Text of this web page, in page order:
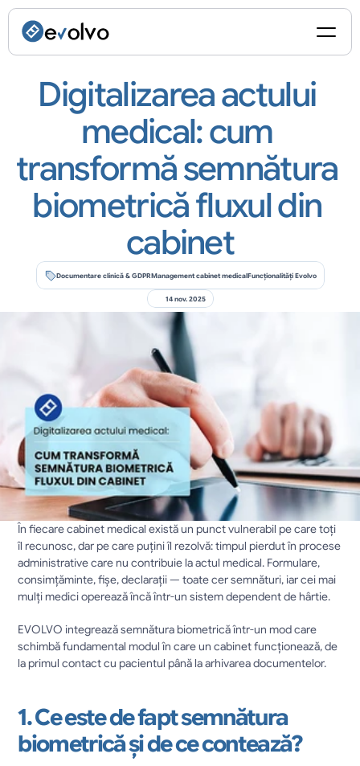
Digitalizarea actului
medical: cum
transformă semnătura
biometrică fluxul din
cabinet
Documentare clinică & GDPRManagement cabinet medicalFuncționalități Evolvo
14 nov. 2025
În fiecare cabinet medical există un punct vulnerabil pe care toți
îl recunosc, dar pe care puțini îl rezolvă: timpul pierdut în procese
administrative care nu contribuie la actul medical. Formulare,
consimțăminte, fișe, declarații — toate cer semnături, iar cei mai
mulți medici operează încă într-un sistem dependent de hârtie.
EVOLVO integrează semnătura biometrică într-un mod care
schimbă fundamental modul în care un cabinet funcționează, de
la primul contact cu pacientul până la arhivarea documentelor.
1. Ce este de fapt semnătura
biometrică și de ce contează?